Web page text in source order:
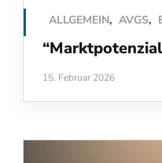
ALLGEMEIN, AVGS,
15. Februar 2026